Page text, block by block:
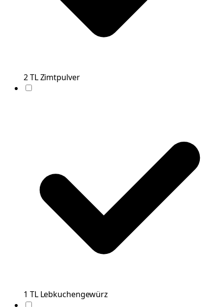
2TLZimtpulver
1 TL Lebkuchengewürz